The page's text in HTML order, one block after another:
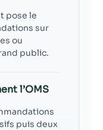
pose le
sur
ou
public.
l’OMS
puis deux